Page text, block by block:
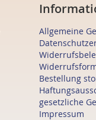
Allgemeine
Bestellung
gesetzliche
Impressum